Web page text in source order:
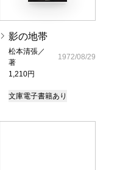
影の地帯
松本清張／
著
1,210円
1972/08/29
文庫電子書籍あり